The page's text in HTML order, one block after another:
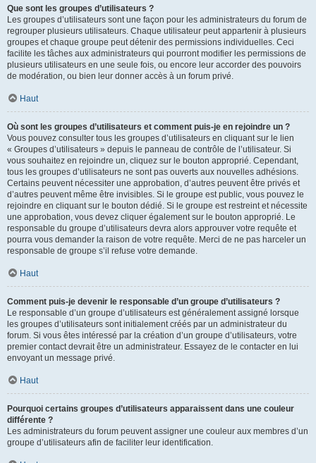
Que sont les groupes d’utilisateurs ?
Les groupes d’utilisateurs sont une façon pour les administrateurs du forum de
regrouper plusieurs utilisateurs. Chaque utilisateur peut appartenir à plusieurs
groupes et chaque groupe peut détenir des permissions individuelles. Ceci
facilite les tâches aux administrateurs qui pourront modifier les permissions de
plusieurs utilisateurs en une seule fois, ou encore leur accorder des pouvoirs
de modération, ou bien leur donner accès à un forum privé.
Haut
Où sont les groupes d’utilisateurs et comment puis-je en rejoindre un ?
Vous pouvez consulter tous les groupes d’utilisateurs en cliquant sur le lien
« Groupes d’utilisateurs » depuis le panneau de contrôle de l’utilisateur. Si
vous souhaitez en rejoindre un, cliquez sur le bouton approprié. Cependant,
tous les groupes d’utilisateurs ne sont pas ouverts aux nouvelles adhésions.
Certains peuvent nécessiter une approbation, d’autres peuvent être privés et
d’autres peuvent même être invisibles. Si le groupe est public, vous pouvez le
rejoindre en cliquant sur le bouton dédié. Si le groupe est restreint et nécessite
une approbation, vous devez cliquer également sur le bouton approprié. Le
responsable du groupe d’utilisateurs devra alors approuver votre requête et
pourra vous demander la raison de votre requête. Merci de ne pas harceler un
responsable de groupe s’il refuse votre demande.
Haut
Comment puis-je devenir le responsable d’un groupe d’utilisateurs ?
Le responsable d’un groupe d’utilisateurs est généralement assigné lorsque
les groupes d’utilisateurs sont initialement créés par un administrateur du
forum. Si vous êtes intéressé par la création d’un groupe d’utilisateurs, votre
premier contact devrait être un administrateur. Essayez de le contacter en lui
envoyant un message privé.
Haut
Pourquoi certains groupes d’utilisateurs apparaissent dans une couleur
différente ?
Les administrateurs du forum peuvent assigner une couleur aux membres d’un
groupe d’utilisateurs afin de faciliter leur identification.